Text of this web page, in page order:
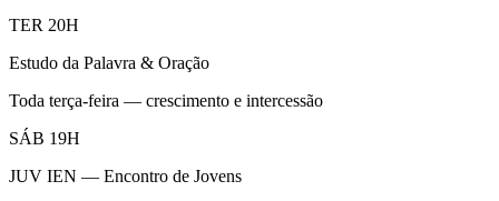
TER 20H
Estudo da Palavra & Oração
Toda terça-feira — crescimento e intercessão
SÁB 19H
JUV IEN — Encontro de Jovens